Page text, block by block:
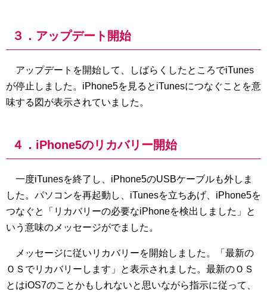
３．アップデート開始
アップデートを開始して、しばらくしたところでiTunes
が停止しました。iPhone5を見るとiTunesにつなぐことを意
味する図が表示されていました。
４．iPhone5のリカバリー開始
一度iTunesを終了し、iPhone5のUSBケーブルも外しま
した。パソコンを再起動し、iTunesを立ちあげ、iPhone5を
つなぐと「リカバリーの必要なiPhoneを検出しました」と
いう意味のメッセージがでました。
メッセージに従いリカバリーを開始しました。「最新の
ＯＳでリカバリーします」と表示されました。最新のＯＳ
とはiOS7のことかもしれないと思いながら指示に従って、